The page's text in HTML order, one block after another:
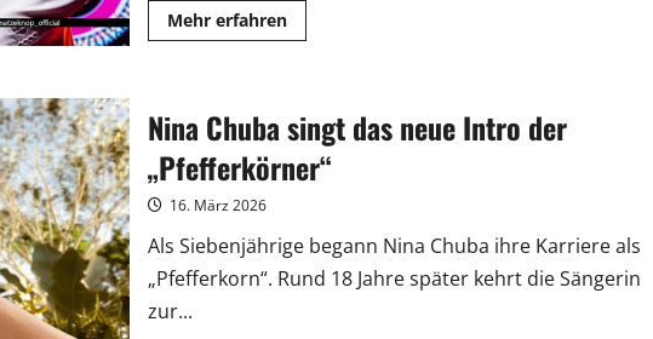
Mehr erfahrenMehr
Informationen
vor
vollem
Haus
in
Dortmund
Nina Chuba singt das neue Intro der
„Pfefferkörner“
16. März 2026
Als Siebenjährige begann Nina Chuba ihre Karriere als
„Pfefferkorn“. Rund 18 Jahre später kehrt die Sängerin
zur...